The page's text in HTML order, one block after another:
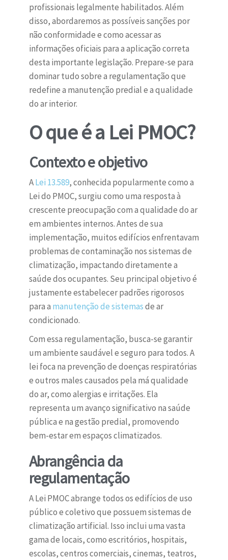
profissionais legalmente habilitados. Além
disso, abordaremos as possíveis sanções por
não conformidade e como acessar as
informações oficiais para a aplicação correta
desta importante legislação. Prepare-se para
dominar tudo sobre a regulamentação que
redefine a manutenção predial e a qualidade
do ar interior.
O que é a Lei PMOC?
Contexto e objetivo
ALei 13.589, conhecida popularmente como a
Lei do PMOC, surgiu como uma resposta à
crescente preocupação com a qualidade do ar
em ambientes internos. Antes de sua
implementação, muitos edifícios enfrentavam
problemas de contaminação nos sistemas de
climatização, impactando diretamente a
saúde dos ocupantes. Seu principal objetivo é
justamente estabelecer padrões rigorosos
para a manutenção de sistemasde ar
condicionado.
Com essa regulamentação, busca-se garantir
um ambiente saudável e seguro para todos. A
lei foca na prevenção de doenças respiratórias
e outros males causados pela má qualidade
do ar, como alergias e irritações. Ela
representa um avanço significativo na saúde
pública e na gestão predial, promovendo
bem-estar em espaços climatizados.
Abrangência da
regulamentação
A Lei PMOC abrange todos os edifícios de uso
público e coletivo que possuem sistemas de
climatização artificial. Isso inclui uma vasta
gama de locais, como escritórios, hospitais,
escolas, centros comerciais, cinemas, teatros,